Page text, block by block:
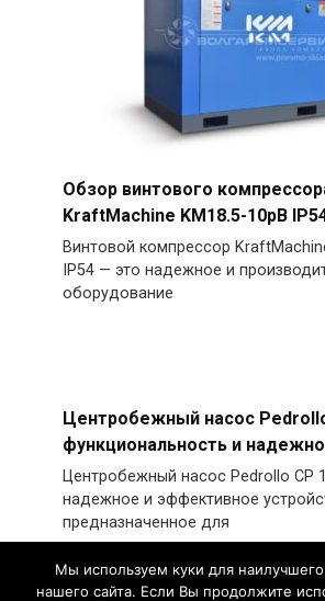
Обзор винтового
KraftMachine KM18.5-10рВ
Винтовой компрессор
IP54 — это надежное и
оборудование
Центробежный насос
функциональность и
Центробежный насос Pedrollo CP
надежное и эффективное
предназначенное для
Мы используем куки для
нашего сайта. Если Вы продолжите